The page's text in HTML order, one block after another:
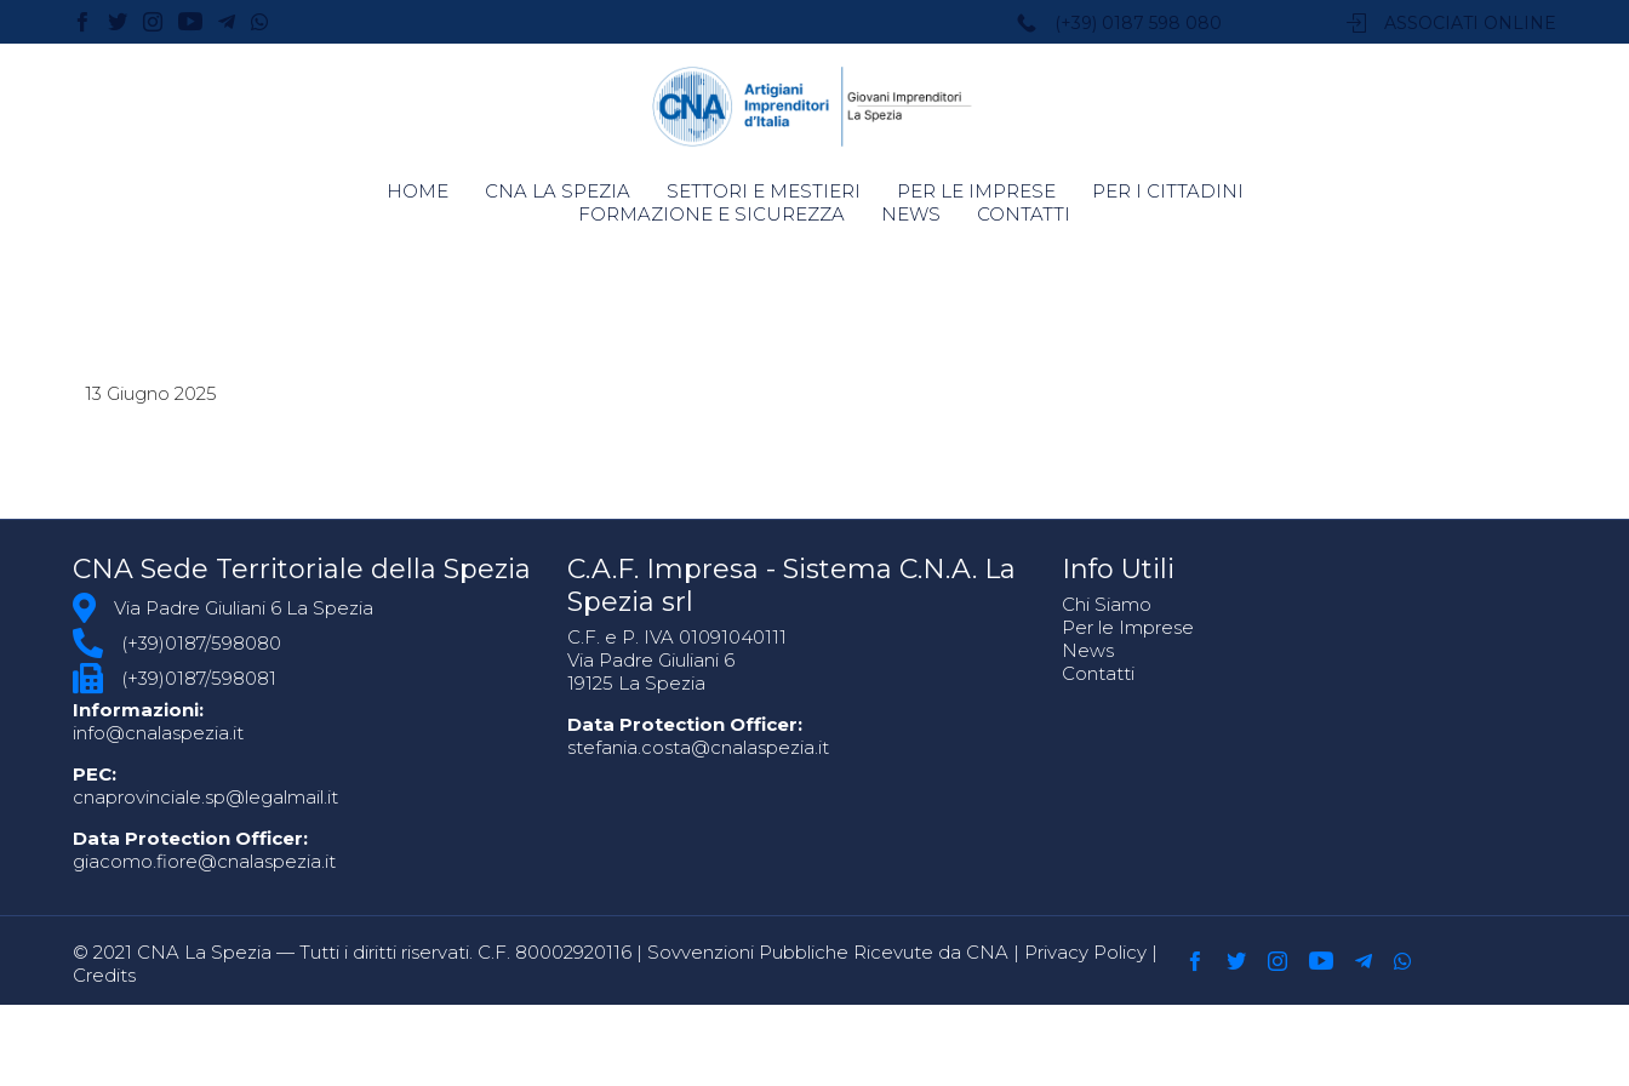
(+39) 0187 598 080 ASSOCIATI ONLINE
Skip
to
HOME CNA LA SPEZIA SETTORI E MESTIERI PER LE IMPRESE
PER I CITTADINI
FORMAZIONE E SICUREZZA
NEWS CONTATTI
13 Giugno 2025
CNA Sede Territoriale della Spezia
Via Padre Giuliani 6 La Spezia
(+39)0187/598080
(+39)0187/598081
Informazioni:
info@cnalaspezia.it
PEC:
cnaprovinciale.sp@legalmail.it
Data Protection Officer:
giacomo.fiore@cnalaspezia.it
C.A.F. Impresa - Sistema C.N.A. La
Spezia srl
C.F. e P. IVA 01091040111
Via Padre Giuliani 6
19125 La Spezia
Data Protection Officer:
stefania.costa@cnalaspezia.it
Info Utili
Chi Siamo
Per le Imprese
News
Contatti
© 2021 CNA La Spezia — Tutti i diritti riservati. C.F. 80002920116 | Sovvenzioni Pubbliche Ricevute da CNA | Privacy Policy |
Credits